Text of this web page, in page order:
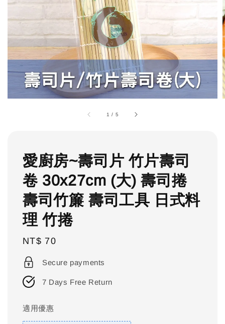
1 / 5
愛廚房~壽司片 竹片壽司
卷 30x27cm (大) 壽司捲
壽司竹簾 壽司工具 日式料
理 竹捲
Regular
price
NT$ 70
Secure payments
7 Days Free Return
適用優惠